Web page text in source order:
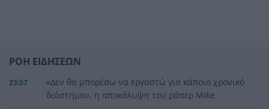
ΡΟΗ ΕΙΔΗΣΕΩΝ
23:57
«Δεν θα μπορέσω να εργαστώ για κάποιο χρονικό
διάστημα», η αποκάλυψη του ράπερ Mike